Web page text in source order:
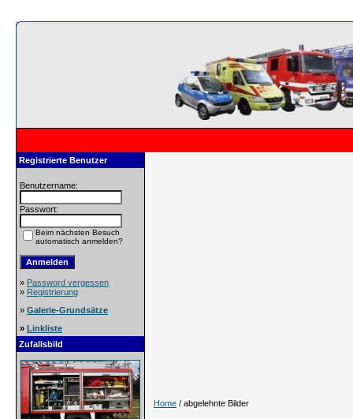
Registrierte Benutzer
Benutzername:
Passwort:
Beim nächsten Besuch
automatisch anmelden?
» Password vergessen
» Registrierung
» Galerie-Grundsätze
» Linkliste
Zufallsbild
Home / abgelehnte Bilder